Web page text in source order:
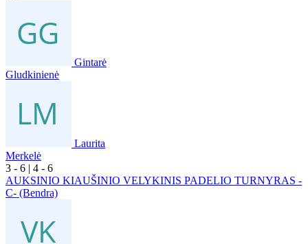
Gintarė
Gludkinienė
Laurita
Merkelė
3 - 6 | 4 - 6
AUKSINIO KIAUŠINIO VELYKINIS PADELIO TURNYRAS -
C- (Bendra)